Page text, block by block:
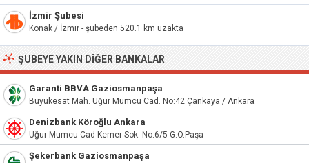
İzmir Şubesi
Konak / İzmir - şubeden 520.1 km uzakta
ŞUBEYE YAKIN DIĞER BANKALAR
Garanti BBVA Gaziosmanpaşa
Büyükesat Mah. Uğur Mumcu Cad. No:42 Çankaya / Ankara
Denizbank Köroğlu Ankara
Uğur Mumcu Cad Kemer Sok. No:6/5 G.O.Paşa
Şekerbank Gaziosmanpaşa